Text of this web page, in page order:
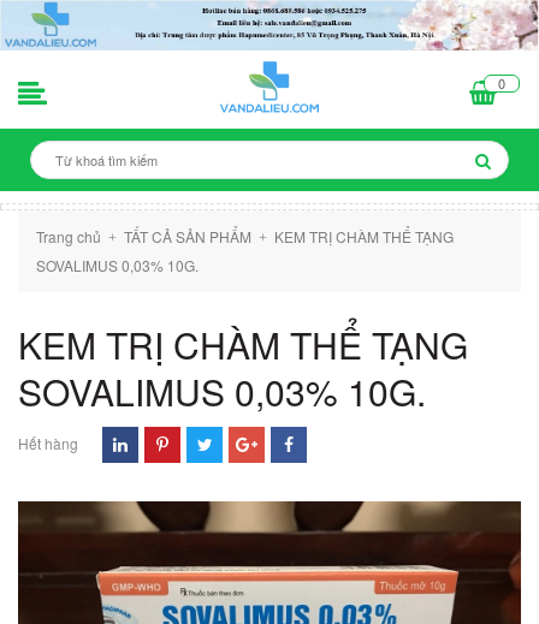
0
Trang chủ + TẤT CẢ SẢN PHẨM +
KEM TRỊ CHÀM THỂ TẠNG
SOVALIMUS 0,03% 10G.
KEM TRỊ CHÀM THỂ TẠNG
SOVALIMUS 0,03% 10G.
Hết hàng